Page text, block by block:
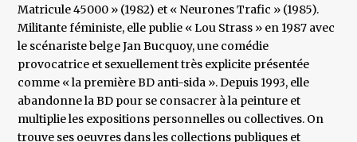
Matricule 45000 » (1982) et « Neurones Trafic » (1985).
Militante féministe, elle publie « Lou Strass » en 1987 avec
le scénariste belge Jan Bucquoy, une comédie
provocatrice et sexuellement très explicite présentée
comme « la première BD anti-sida ». Depuis 1993, elle
abandonne la BD pour se consacrer à la peinture et
multiplie les expositions personnelles ou collectives. On
trouve ses oeuvres dans les collections publiques et